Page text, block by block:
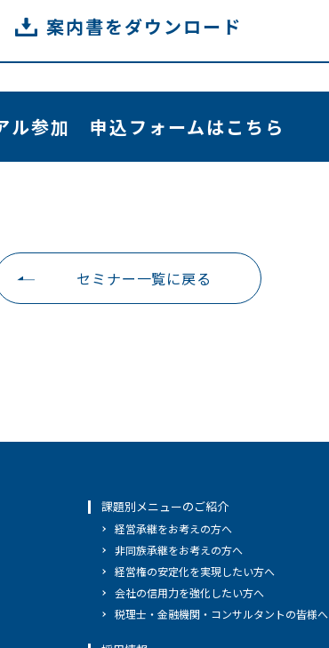
案内書をダウンロード
ル参加 申込フォームはこちら
セミナー一覧に戻る
課題別メニューのご紹介
経営承継をお考えの方へ
非同族承継をお考えの方へ
経営権の安定化を実現したい方へ
会社の信用力を強化したい方へ
税理士・金融機関・コンサルタントの皆様へ